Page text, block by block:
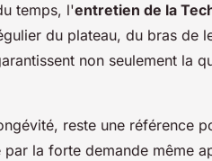
temps, l'entretien de la
du plateau, du bras de
non seulement la
reste une référence
la forte demande même